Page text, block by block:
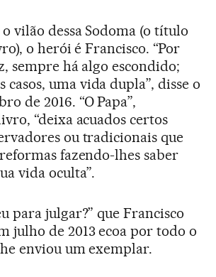
o vilão dessa Sodoma (o título
o herói é Francisco. “Por
sempre há algo escondido;
casos, uma vida dupla”, disse o
de 2016. “O Papa”,
“deixa acuados certos
ou tradicionais que
fazendo-lhes saber
vida oculta”.
para julgar?” que Francisco
julho de 2013 ecoa por todo o
enviou um exemplar.